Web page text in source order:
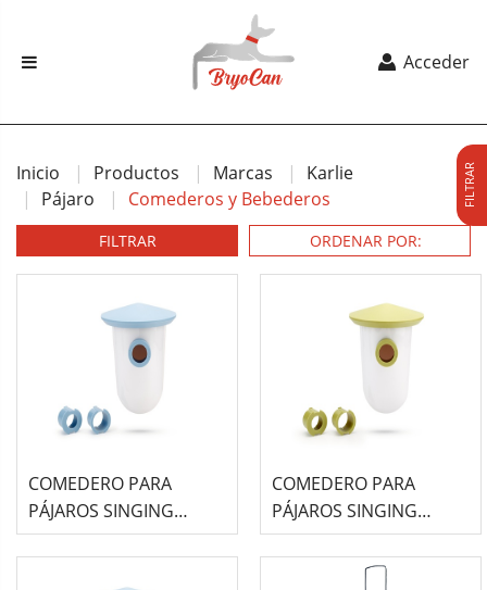
Acceder
Inicio Productos Marcas
Karlie
Pájaro
Comederos y Bebederos
FILTRAR
FILTRAR
COMEDERO PARA
PÁJAROS SINGING
FRIEND AZUL Y BLANCO
COMEDERO PARA
PÁJAROS SINGING
FRIEND VERDE Y
BLANCO